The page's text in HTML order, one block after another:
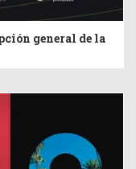
general de la